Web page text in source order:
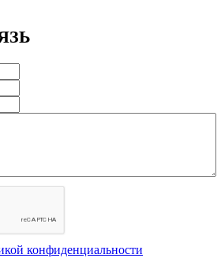
конфиденциальности